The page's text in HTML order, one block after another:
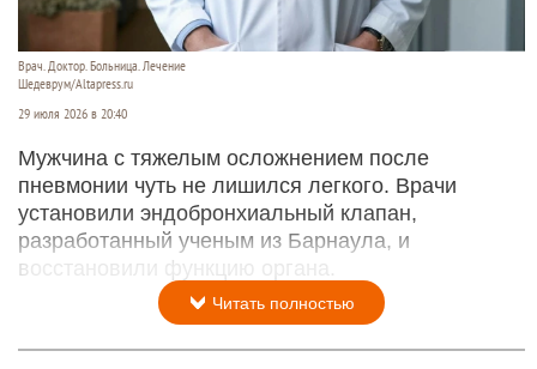
Изобретение барнаульского ученого помогло
мужчине с осложнением после пневмонии